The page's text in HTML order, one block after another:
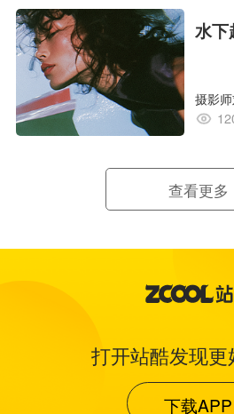
水下
摄影
查看更多
打开站酷发现
下载APP